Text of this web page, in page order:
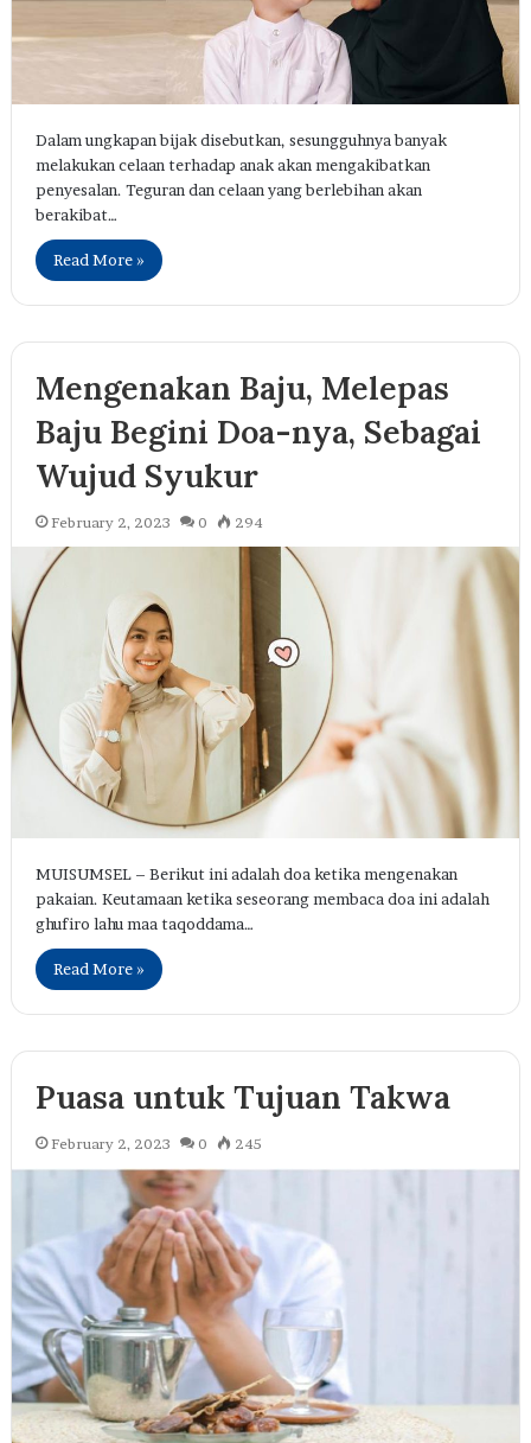
Dalam ungkapan bijak disebutkan, sesungguhnya banyak
melakukan celaan terhadap anak akan mengakibatkan
penyesalan. Teguran dan celaan yang berlebihan akan
berakibat…
Read More »
Mengenakan Baju, Melepas
Baju Begini Doa-nya, Sebagai
Wujud Syukur
February 2, 2023 0 294
MUISUMSEL – Berikut ini adalah doa ketika mengenakan
pakaian. Keutamaan ketika seseorang membaca doa ini adalah
ghufiro lahu maa taqoddama…
Read More »
Puasa untuk Tujuan Takwa
February 2, 2023 0 245